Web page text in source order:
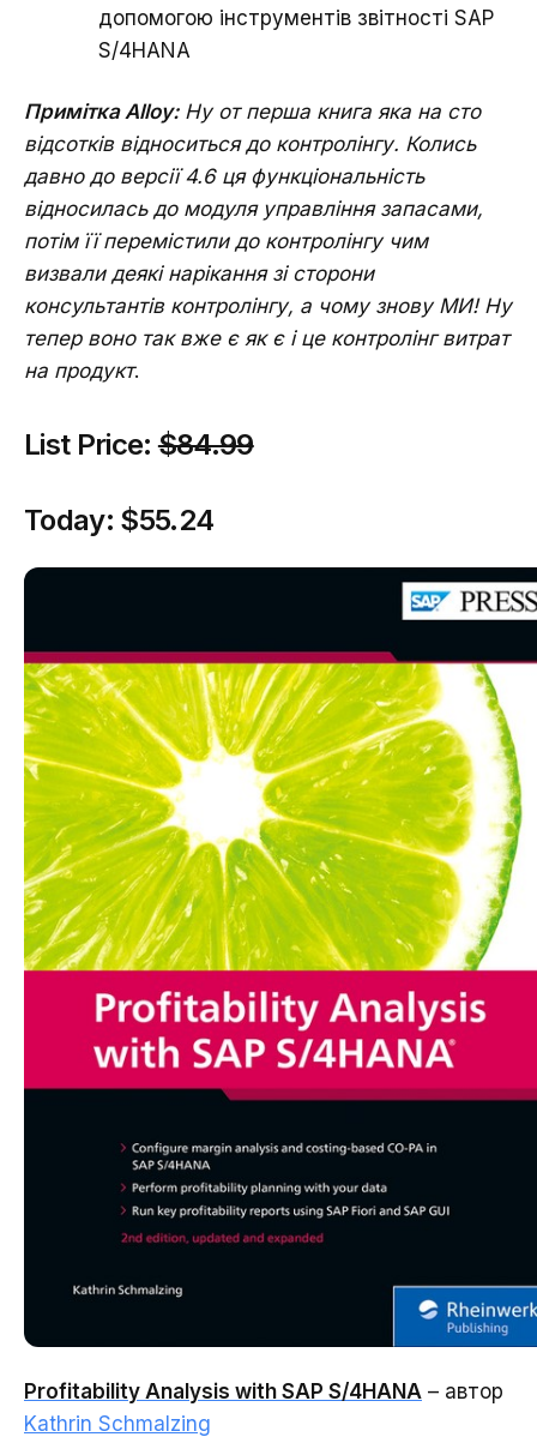
допомогою інструментів звітності SAP
S/4HANA
Примітка Alloy:Ну от перша книга яка на сто
відсотків відноситься до контролінгу. Колись
давно до версії 4.6 ця функціональність
відносилась до модуля управління запасами,
потім її перемістили до контролінгу чим
визвали деякі нарікання зі сторони
консультантів контролінгу, а чому знову МИ! Ну
тепер воно так вже є як є і це контролінг витрат
на продукт.
List Price:$84.99
Today: $55.24
Profitability Analysis with SAP S/4HANA – автор
Kathrin Schmalzing